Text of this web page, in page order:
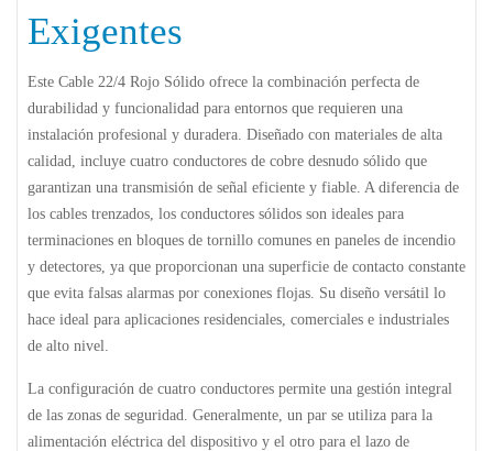
Exigentes
Este Cable 22/4 Rojo Sólido ofrece la combinación perfecta de
durabilidad y funcionalidad para entornos que requieren una
instalación profesional y duradera. Diseñado con materiales de alta
calidad, incluye cuatro conductores de cobre desnudo sólido que
garantizan una transmisión de señal eficiente y fiable. A diferencia de
los cables trenzados, los conductores sólidos son ideales para
terminaciones en bloques de tornillo comunes en paneles de incendio
y detectores, ya que proporcionan una superficie de contacto constante
que evita falsas alarmas por conexiones flojas. Su diseño versátil lo
hace ideal para aplicaciones residenciales, comerciales e industriales
de alto nivel.
La configuración de cuatro conductores permite una gestión integral
de las zonas de seguridad. Generalmente, un par se utiliza para la
alimentación eléctrica del dispositivo y el otro para el lazo de